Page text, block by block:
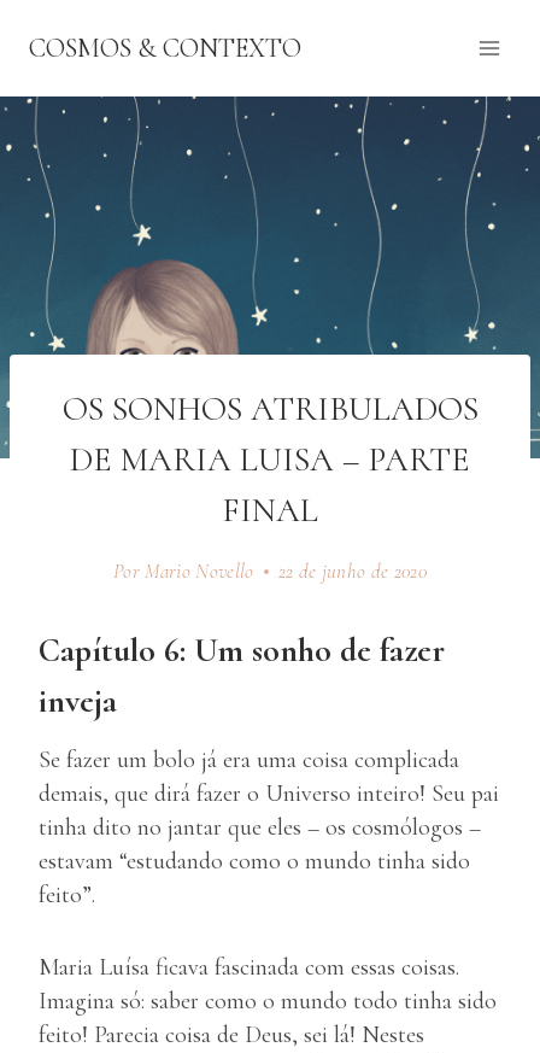
para
Conteúdo
COSMOS & CONTEXTO
OS SONHOS ATRIBULADOS
DE MARIA LUISA – PARTE
FINAL
Por Mario Novello 22 de junho de 2020
Capítulo 6: Um sonho de fazer
inveja
Se fazer um bolo já era uma coisa complicada
demais, que dirá fazer o Universo inteiro! Seu pai
tinha dito no jantar que eles – os cosmólogos –
estavam “estudando como o mundo tinha sido
feito”.
Maria Luísa ficava fascinada com essas coisas.
Imagina só: saber como o mundo todo tinha sido
feito! Parecia coisa de Deus, sei lá! Nestes